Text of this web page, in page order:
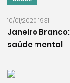
10/01/2020 19:31
Janeiro
saúde mental